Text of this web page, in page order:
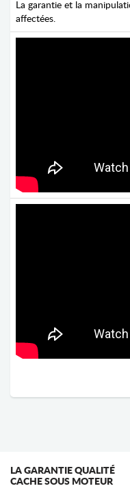
La garantie et la
affectées.
LA GARANTIE QUALITÉ
CACHE SOUS MOTEUR